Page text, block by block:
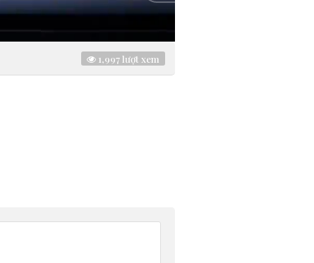
1,997lượt xem